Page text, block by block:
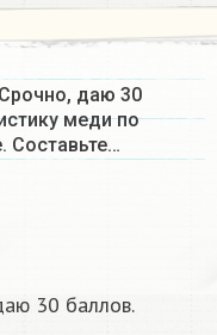
даю 30
меди по
Составьте…
30 баллов.